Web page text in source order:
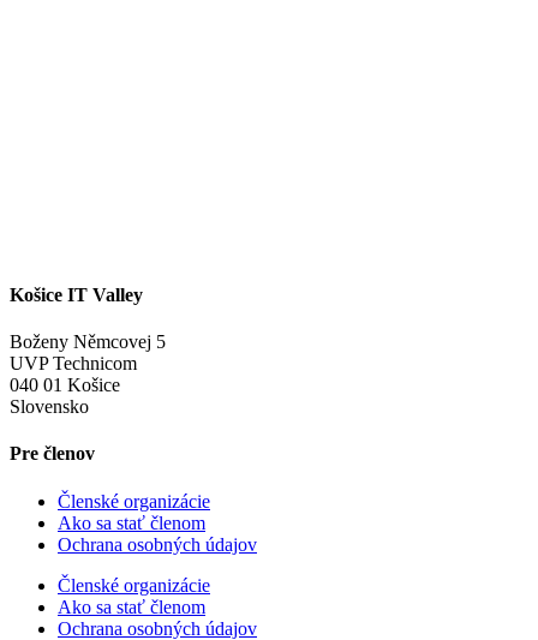
Košice IT Valley
Boženy Němcovej 5
UVP Technicom
040 01 Košice
Slovensko
Pre členov
Členské organizácie
Ako sa stať členom
Ochrana osobných údajov
Členské organizácie
Ako sa stať členom
Ochrana osobných údajov